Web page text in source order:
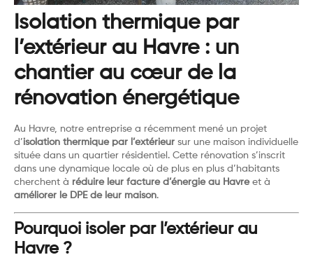
Isolation thermique par
l’extérieur au Havre : un
chantier au cœur de la
rénovation énergétique
Au Havre, notre entreprise a récemment mené un projet
d’isolation thermique par l’extérieur sur une maison individuelle
située dans un quartier résidentiel. Cette rénovation s’inscrit
dans une dynamique locale où de plus en plus d’habitants
cherchent à réduire leur facture d’énergie au Havreet à
améliorer le DPE de leur maison.
Pourquoi isoler par l’extérieur au
Havre ?